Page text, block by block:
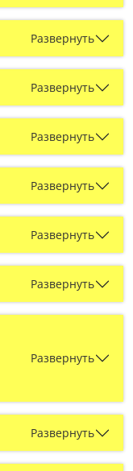
Развернуть
Развернуть
Развернуть
Развернуть
Развернуть
Развернуть
Развернуть
Развернуть